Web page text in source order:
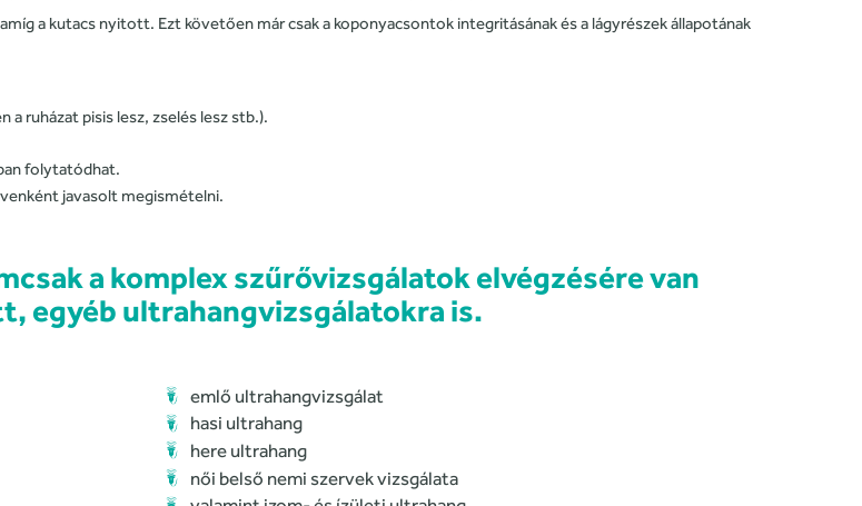
a kutacs nyitott. Ezt követően már csak a koponyacsontok integritásának és a lágyrészek állapotának
a ruházat pisis lesz, zselés lesz stb.).
folytatódhat.
javasolt megismételni.
a komplex szűrővizsgálatok elvégzésére van
egyéb ultrahangvizsgálatokra is.
emlő ultrahangvizsgálat
hasi ultrahang
here ultrahang
női belső nemi szervek vizsgálata